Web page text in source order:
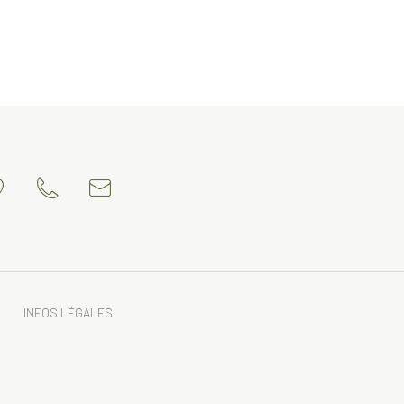
INFOS LÉGALES